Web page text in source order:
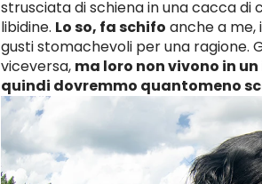
strusciata di schiena in una cacca
libidine. Lo so, fa schifo anche a me,
gusti stomachevoli per una ragione.
viceversa, ma loro non vivono in
quindi dovremmo quantomeno